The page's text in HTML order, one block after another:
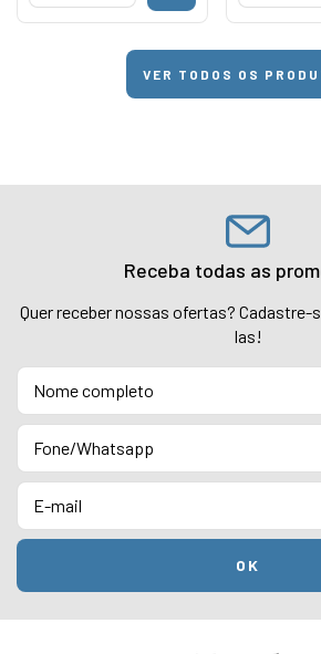
VER TODOS OS
Receba todas as
Quer receber nossas ofertas? Cadastre-
las!